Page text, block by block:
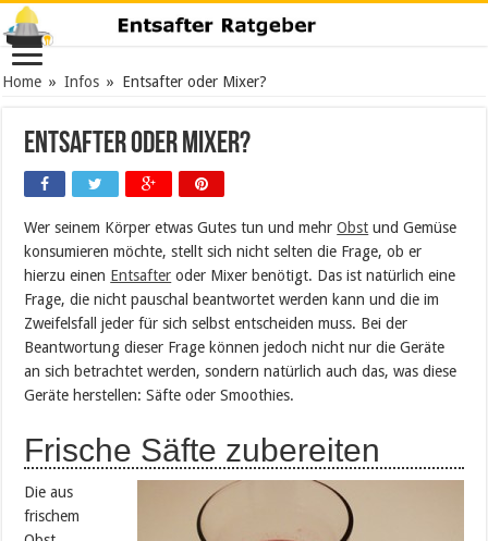
Home » Infos » Entsafter oder Mixer?
Entsafter oder Mixer?
Wer seinem Körper etwas Gutes tun und mehrObst und Gemüse
konsumieren möchte, stellt sich nicht selten die Frage, ob er
hierzu einen Entsafter oder Mixer benötigt. Das ist natürlich eine
Frage, die nicht pauschal beantwortet werden kann und die im
Zweifelsfall jeder für sich selbst entscheiden muss. Bei der
Beantwortung dieser Frage können jedoch nicht nur die Geräte
an sich betrachtet werden, sondern natürlich auch das, was diese
Geräte herstellen: Säfte oder Smoothies.
Frische Säfte zubereiten
Die aus
frischem